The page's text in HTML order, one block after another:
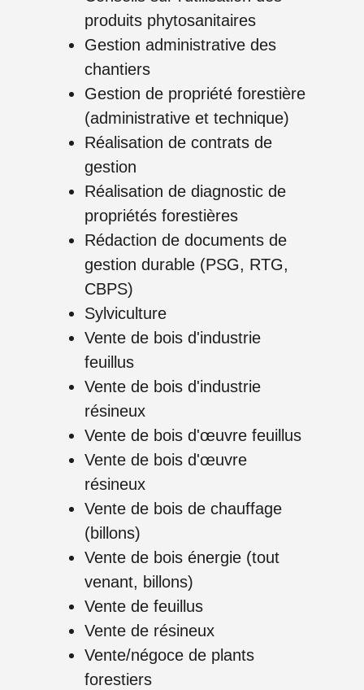
produits phytosanitaires
Gestion administrative des
chantiers
Gestion de propriété forestière
(administrative et technique)
Réalisation de contrats de
gestion
Réalisation de diagnostic de
propriétés forestières
Rédaction de documents de
gestion durable (PSG, RTG,
CBPS)
Sylviculture
Vente de bois d'industrie
feuillus
Vente de bois d'industrie
résineux
Vente de bois d'œuvre feuillus
Vente de bois d'œuvre
résineux
Vente de bois de chauffage
(billons)
Vente de bois énergie (tout
venant, billons)
Vente de feuillus
Vente de résineux
Vente/négoce de plants
forestiers